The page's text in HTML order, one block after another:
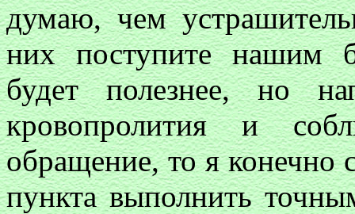
думаю, чем
них поступите нашим
будет полезнее, но
кровопролития и
обращение, то я конечно
пункта выполнить